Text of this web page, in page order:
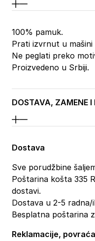
100% pamuk.
Prati izvrnut u mašini
Ne peglati preko
Proizvedeno u Srbiji.
DOSTAVA, ZAMENE I
Dostava
Sve porudžbine
Poštarina košta 335
dostavi.
Dostava u 2-5 radna/
Besplatna poštarina
Reklamacije,